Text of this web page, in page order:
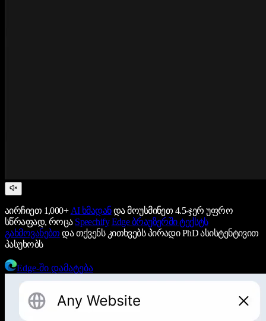
აირჩიეთ 1,000+ AI ხმადანდა მოუსმინეთ 4.5-ჯერ უფრო
სწრაფად, როცა Speechify Edge ბრაუზერში ტექსტს
გახმოვანებთ და თქვენს კითხვებს პირადი PhD ასისტენტივით
პასუხობს
Edge-ში დამატება